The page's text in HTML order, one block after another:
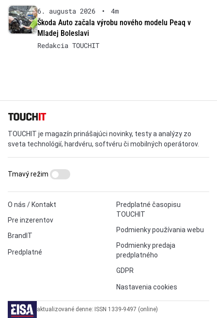
6. augusta 2026 •
4m
Škoda Auto začala výrobu nového modelu Peaq v
Mladej Boleslavi
Redakcia TOUCHIT
TOUCHIT je magazín prinášajúci novinky, testy a analýzy zo
sveta technológií, hardvéru, softvéru či mobilných operátorov.
O nás / Kontakt
Pre inzerentov
BrandIT
Predplatné
Predplatné časopisu
TOUCHIT
Podmienky používania webu
Podmienky predaja
predplatného
GDPR
Nastavenia cookies
Tmavý režim
aktualizované denne: ISSN 1339-9497 (online)